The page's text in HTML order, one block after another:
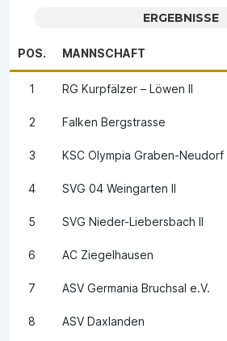
ERGEBNISSE
POS. MANNSCHAFT
1 RG Kurpfälzer – Löwen II
2 Falken Bergstrasse
3 KSC Olympia Graben-Neudorf
4 SVG 04 Weingarten II
5 SVG Nieder-Liebersbach II
6 AC Ziegelhausen
7 ASV Germania Bruchsal e.V.
8 ASV Daxlanden